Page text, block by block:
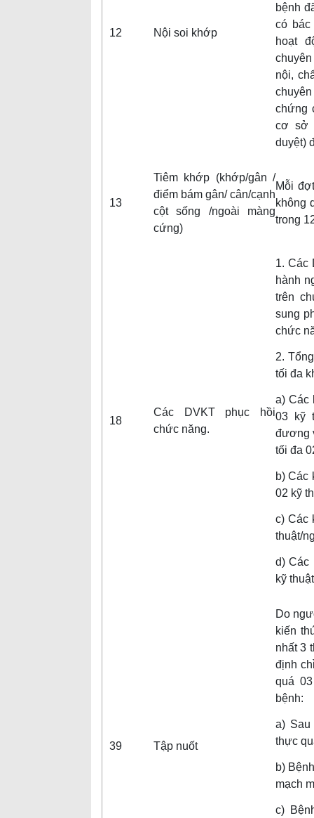
12 Nội soi khớp
bệnh
có bác
hoạt
nội,
chứng
cơ sở
duyệt)
13
Tiêm khớp (khớp/gân /
điểm bám gân/ cân/cạnh
cột sống /ngoài màng
cứng)
Mỗi
không
trong
18
Các DVKT phục hồi
chức năng.
1. Các
hành
trên
sung
chức
2.
tối đa
a) Các
03 kỹ
đương
tối đa
b) Các
02 kỹ
c) Các
thuật/
d) Các
kỹ
39 Tập nuốt
Do
kiến
nhất 3
định
quá
bệnh:
a) Sau
thực
b)
mạch
c)